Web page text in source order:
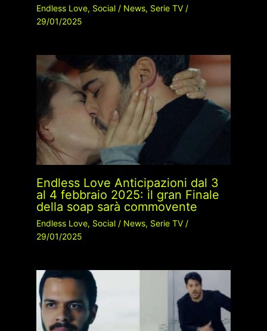
Endless Love, Social/ News, Serie TV/
29/01/2025
Endless Love Anticipazioni dal 3
al 4 febbraio 2025: il gran Finale
della soap sarà commovente
Endless Love, Social/ News, Serie TV/
29/01/2025